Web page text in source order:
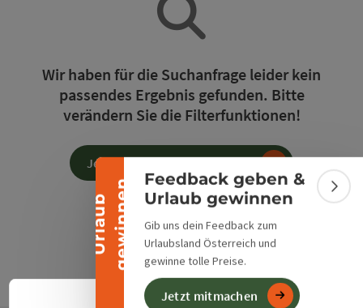
U
r
l
a
u
b
g
e
w
i
n
n
en
Banner einklappen
Feedback geben &
Urlaub gewinnen
Gib uns dein Feedback zum
Urlaubsland Österreich und
gewinne tolle Preise.
Jetzt mitmachen
Wir haben für die Suchanfrage leider kein
passendes Ergebnis gefunden. Bitte
verändern Sie die Filterfunktionen!
Jetzt alle Filter zurücksetzen